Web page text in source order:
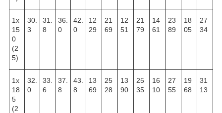
1х
15
0
(2
5)
30.
3
31.
8
36.
0
42.
0
12
29
21
69
12
51
21
79
14
61
23
89
18
05
27
34
1х
18
5
(2
32.
0
33.
6
37.
8
43.
8
13
69
25
28
13
90
25
35
16
10
27
55
19
68
31
13